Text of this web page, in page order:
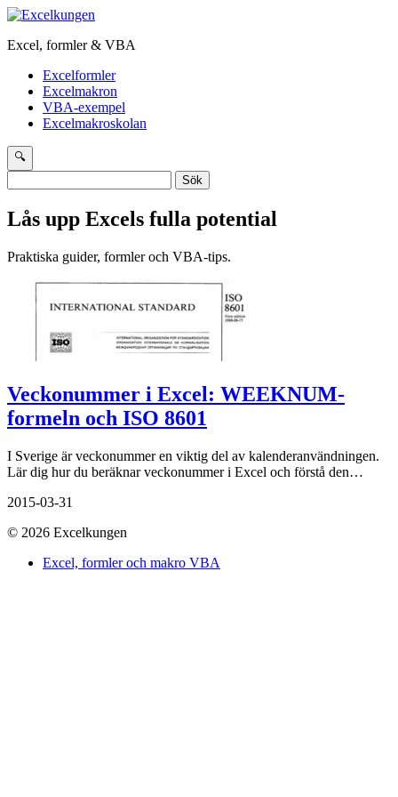
Excel, formler & VBA
Excelformler
Excelmakron
VBA-exempel
Excelmakroskolan
🔍
efter:
Lås upp Excels fulla potential
Praktiska guider, formler och VBA-tips.
Veckonummer i Excel: WEEKNUM-
formeln och ISO 8601
I Sverige är veckonummer en viktig del av kalenderanvändningen.
Lär dig hur du beräknar veckonummer i Excel och förstå den…
2015-03-31
© 2026 Excelkungen
Excel, formler och makro VBA